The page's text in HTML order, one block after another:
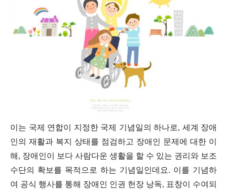
이는 국제 연합이 지정한 국제 기념일의 하나로, 세계 장애
인의 재활과 복지 상태를 점검하고 장애인 문제에 대한 이
해, 장애인이 보다 사람다운 생활을 할 수 있는 권리와 보조
수단의 확보를 목적으로 하는 기념일인데요. 이를 기념하
여 공식 행사를 통해 장애인 인권 헌장 낭독, 표창이 수여되